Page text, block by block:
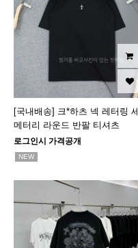
[국내배송] 크*하츠 넥 레터링 세
메터리 라운드 반팔 티셔츠
로그인시 가격공개
NEW